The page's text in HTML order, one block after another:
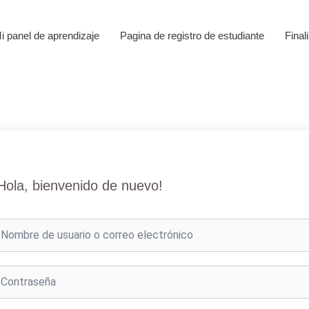
panel de aprendizaje Pagina de registro de estudiante
bienvenido de nuevo!